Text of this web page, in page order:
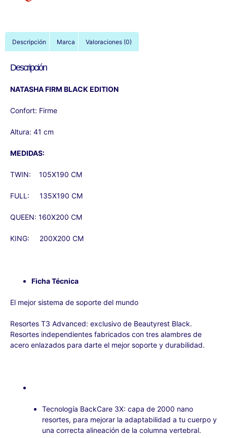
Descripción Marca Valoraciones (0)
Descripción
NATASHA FIRM BLACK EDITION
Confort: Firme
Altura: 41 cm
MEDIDAS:
TWIN: 105X190 CM
FULL: 135X190 CM
QUEEN: 160X200 CM
KING: 200X200 CM
Ficha Técnica
El mejor sistema de soporte del mundo
Resortes T3 Advanced: exclusivo de Beautyrest Black.
Resortes independientes fabricados con tres alambres de
acero enlazados para darte el mejor soporte y durabilidad.
Tecnología BackCare 3X: capa de 2000 nano
resortes, para mejorar la adaptabilidad a tu cuerpo y
una correcta alineación de la columna vertebral.